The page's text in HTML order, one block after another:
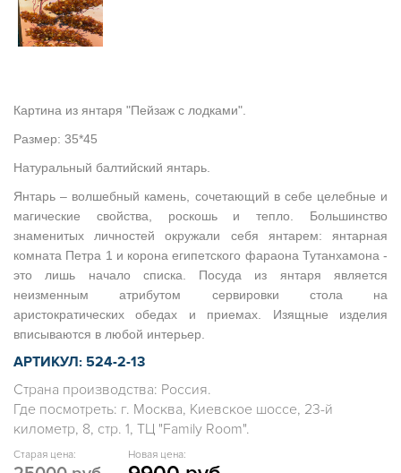
Картина из янтаря "Пейзаж с лодками".
Размер: 35*45
Натуральный балтийский янтарь.
Янтарь – волшебный камень, сочетающий в себе целебные и
магические свойства, роскошь и тепло. Большинство
знаменитых личностей окружали себя янтарем: янтарная
комната Петра 1 и корона египетского фараона Тутанхамона -
это лишь начало списка. Посуда из янтаря является
неизменным атрибутом сервировки стола на
аристократических обедах и приемах. Изящные изделия
вписываются в любой интерьер.
АРТИКУЛ: 524-2-13
Страна производства: Россия.
Где посмотреть: г. Москва, Киевское шоссе, 23-й
километр, 8, стр. 1, ТЦ "Family Room".
Старая цена: Новая цена: